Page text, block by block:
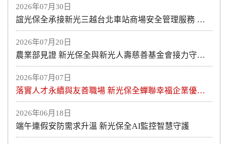
2026年07月30日
誼光保全承接新光三越台北車站商場安全管理服務 攜手打造安心、安全的商場環境 專業維安服務進駐 提供全方位商場安全管理
2026年07月20日
農業部見證 新光保全與新光人壽慈善基金會接力守護土地與海洋
2026年07月07日
落實人才永續與友善職場 新光保全蟬聯幸福企業優質獎
2026年06月18日
端午連假安防需求升溫 新光保全AI監控智慧守護